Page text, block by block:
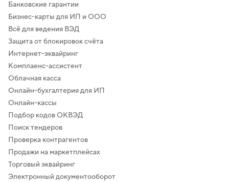
Банковские гарантии
Бизнес-карты для ИП и ООО
Всё для ведения ВЭД
Защита от блокировок счёта
Интернет-эквайринг
Комплаенс-ассистент
Облачная касса
Онлайн-бухгалтерия для ИП
Онлайн-кассы
Подбор кодов ОКВЭД
Поиск тендеров
Проверка контрагентов
Продажи на маркетплейсах
Торговый эквайринг
Электронный документооборот